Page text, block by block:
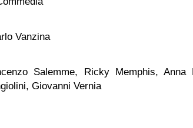
Vanzina
Salemme, Ricky Memphis, Anna
Giovanni Vernia